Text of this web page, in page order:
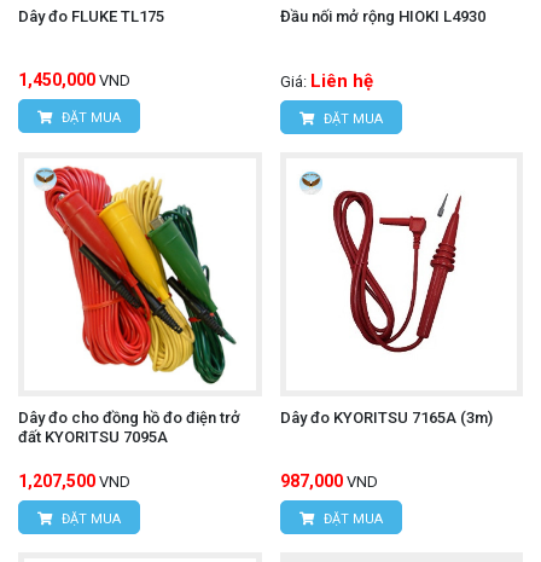
Dây đo FLUKE TL175
1,450,000 VND
ĐẶT MUA
Đầu nối mở rộng HIOKI L4930
Giá: Liên hệ
ĐẶT MUA
Dây đo cho đồng hồ đo điện trở
đất KYORITSU 7095A
1,207,500 VND
ĐẶT MUA
Dây đo KYORITSU 7165A (3m)
987,000 VND
ĐẶT MUA